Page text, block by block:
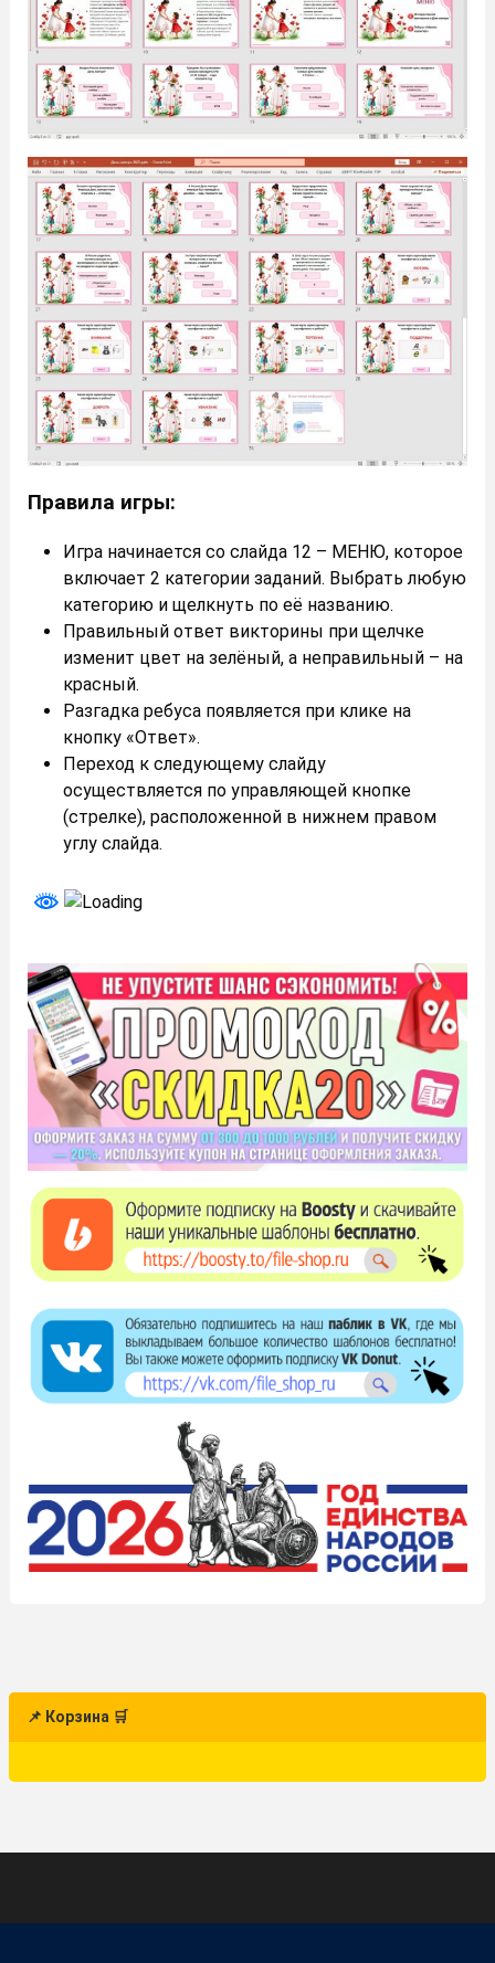
Правила игры:
Игра начинается со слайда 12 – МЕНЮ, которое
включает 2 категории заданий. Выбрать любую
категорию и щелкнуть по её названию.
Правильный ответ викторины при щелчке
изменит цвет на зелёный, а неправильный – на
красный.
Разгадка ребуса появляется при клике на
кнопку «Ответ».
Переход к следующему слайду
осуществляется по управляющей кнопке
(стрелке), расположенной в нижнем правом
углу слайда.
📌 Корзина 🛒